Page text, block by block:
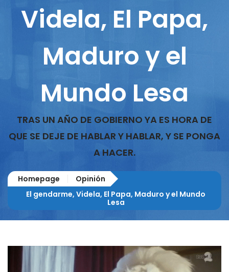
Columnistas
Videla, El Papa,
Maduro y el
Mundo Lesa
TRAS UN AÑO DE GOBIERNO YA ES HORA DE
QUE SE DEJE DE HABLAR Y HABLAR, Y SE PONGA
A HACER.
Homepage
Opinión
El gendarme, Videla, El Papa, Maduro y el Mundo
Lesa